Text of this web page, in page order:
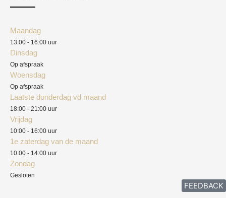
Maandag
13:00 - 16:00 uur
Dinsdag
Op afspraak
Woensdag
Op afspraak
Laatste donderdag vd maand
18:00 - 21:00 uur
Vrijdag
10:00 - 16:00 uur
1e zaterdag van de maand
10:00 - 14:00 uur
Zondag
Gesloten
FEEDBACK